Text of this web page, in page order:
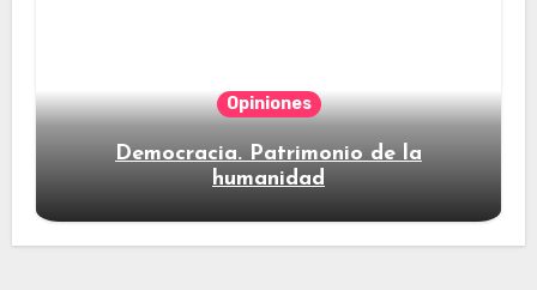
Opiniones
Democracia. Patrimonio de la
humanidad